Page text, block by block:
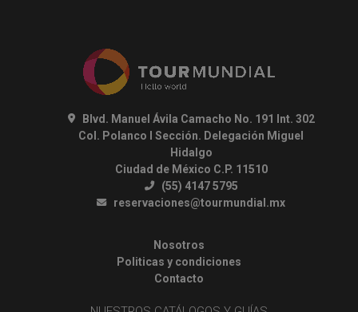
Blvd. Manuel Ávila Camacho No. 191 Int. 302
Col. Polanco I Sección. Delegación Miguel
Hidalgo
Ciudad de México C.P. 11510
(55) 4147 5795
reservaciones@tourmundial.mx
Nosotros
Politicas y condiciones
Contacto